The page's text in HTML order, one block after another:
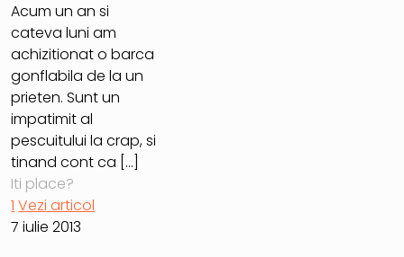
Acum un an si
cateva luni am
achizitionat o barca
gonflabila de la un
prieten. Sunt un
impatimit al
pescuitului la crap, si
tinand cont ca […]
Iti place?
1 Vezi articol
7 iulie 2013